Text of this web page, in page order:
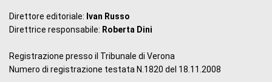
Direttore editoriale: Ivan Russo
Direttrice responsabile: Roberta Dini
Registrazione presso il Tribunale di Verona
Numero di registrazione testata N.1820 del 18.11.2008